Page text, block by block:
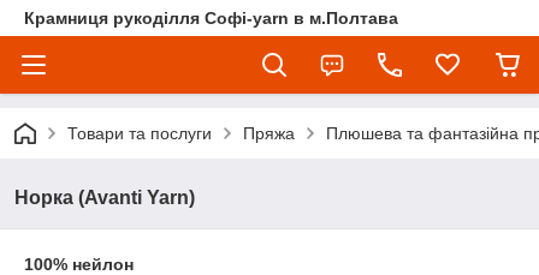
Крамниця рукоділля Софі-yarn в м.Полтава
Товари та послуги Пряжа Плюшева та фантазійна
Норка (Avanti Yarn)
100% нейлон